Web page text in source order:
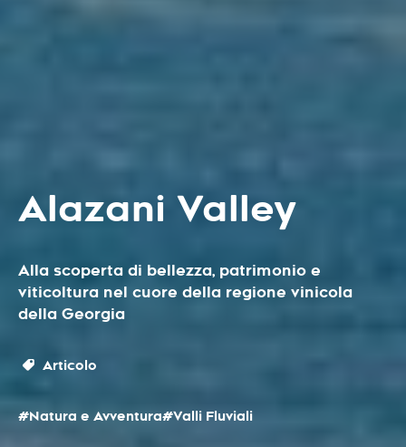
Alazani Valley
Alla scoperta di bellezza, patrimonio e
viticoltura nel cuore della regione vinicola
della Georgia
Articolo
#Natura e Avventura#Valli Fluviali